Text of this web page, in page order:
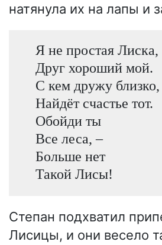
натянула их на лапы и
Я не простая Лиска,
Друг хороший мой.
С кем дружу
Найдёт счастье тот.
Обойди ты
Все леса, –
Больше нет
Такой Лисы!
Степан подхватил
Лисицы, и они весело